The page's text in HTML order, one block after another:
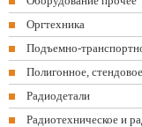
Оргтехника
Подъемно-
Полигонное,
Радиодетали
Радиотехническое и